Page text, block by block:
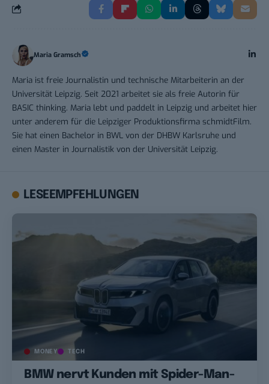
Maria Gramsch
Maria ist freie Journalistin und technische Mitarbeiterin an der
Universität Leipzig. Seit 2021 arbeitet sie als freie Autorin für
BASIC thinking. Maria lebt und paddelt in Leipzig und arbeitet hier
unter anderem für die Leipziger Produktionsfirma schmidtFilm.
Sie hat einen Bachelor in BWL von der DHBW Karlsruhe und
einen Master in Journalistik von der Universität Leipzig.
LESEEMPFEHLUNGEN
MONEY TECH
BMW nervt Kunden mit Spider-Man-